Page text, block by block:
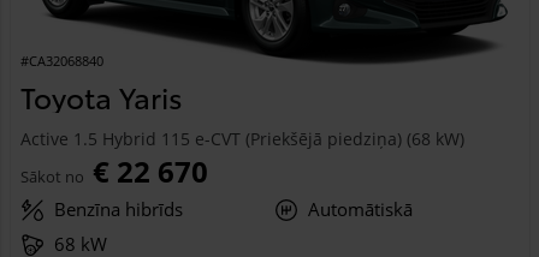
#CA32068840
Toyota Yaris
Active 1.5 Hybrid 115 e-CVT (Priekšējā piedziņa) (68 kW)
Sākot no € 22 670
Benzīna hibrīds
Automātiskā
68 kW